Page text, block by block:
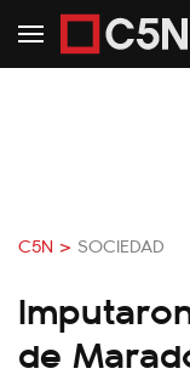
C5N > SOCIEDAD
de